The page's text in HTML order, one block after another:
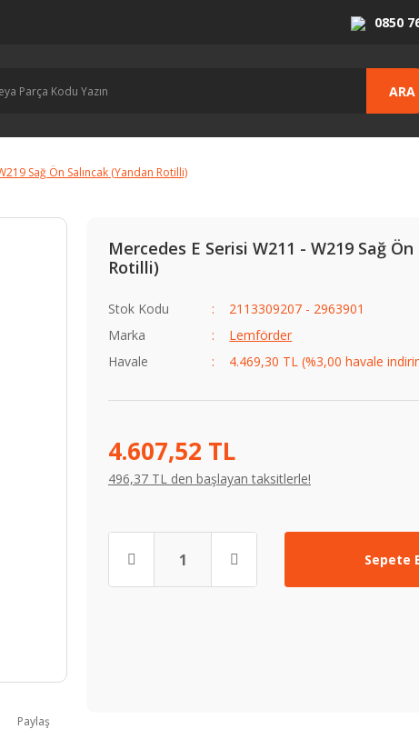
0850
ARA
Sağ Ön Salıncak (Yandan Rotilli)
Paylaş
Mercedes E Serisi W211 - W219 Sağ Ön
Rotilli)
Stok Kodu
2113309207 - 2963901
Marka
Lemförder
Havale
4.469,30 TL (%3,00 havale
4.607,52 TL
496,37 TL den başlayan taksitlerle!
Sepete